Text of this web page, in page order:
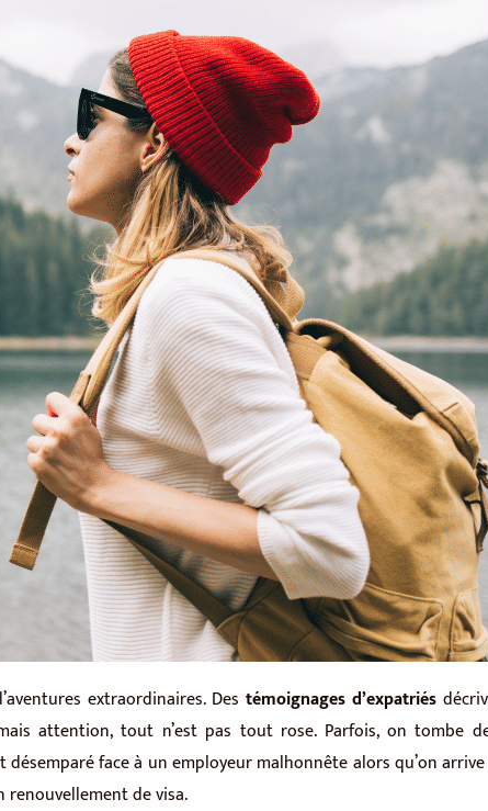
extraordinaires. Destémoignages d’expatriés
attention, tout n’est pas tout rose. Parfois, on tombe
face à un employeur malhonnête alors qu’on
de visa.